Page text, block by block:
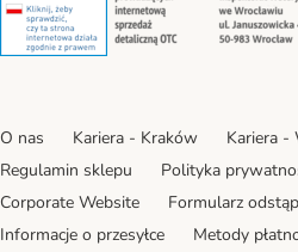
O nas Kariera - Kraków
Kariera -
Regulamin sklepu
Polityka
Corporate Website
Formularz
Informacje o przesyłce
Metody